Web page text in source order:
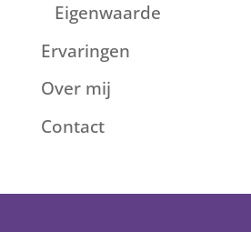
Eigenwaarde
Ervaringen
Over mij
Contact